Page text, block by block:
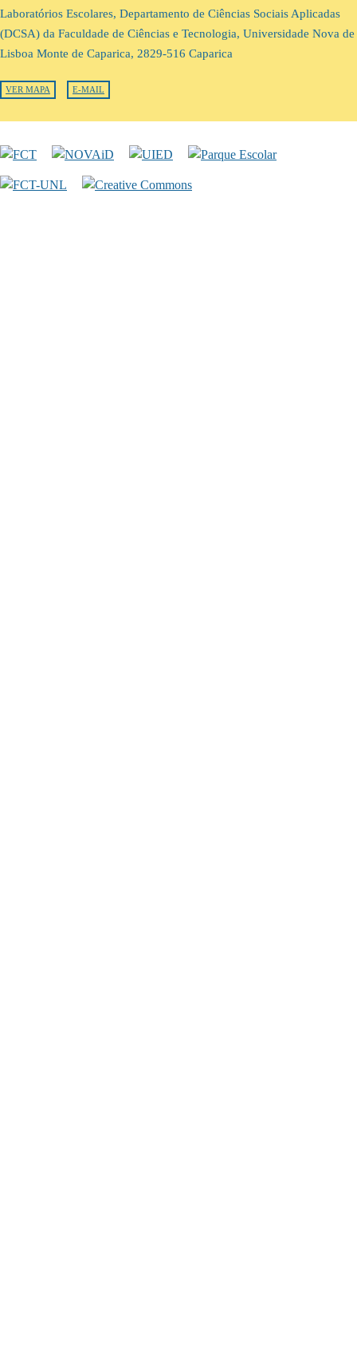
Laboratórios Escolares, Departamento de Ciências Sociais Aplicadas
(DCSA) da Faculdade de Ciências e Tecnologia, Universidade Nova de
Lisboa Monte de Caparica, 2829-516 Caparica
VER MAPA E-MAIL